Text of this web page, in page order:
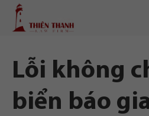
Chuyển
Trang
chủ
Lỗi không
biển báo